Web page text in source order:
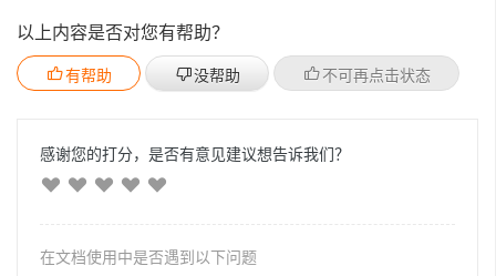
以上内容是否对您有帮助？
有帮助 没帮助 不可再点击状态
感谢您的打分，是否有意见建议想告诉我们？
在文档使用中是否遇到以下问题